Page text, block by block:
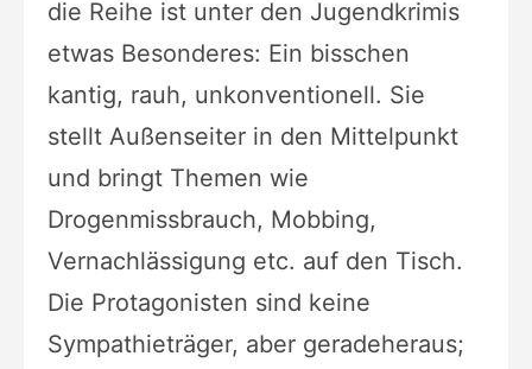
die Reihe ist unter den Jugendkrimis
etwas Besonderes: Ein bisschen
kantig, rauh, unkonventionell. Sie
stellt Außenseiter in den Mittelpunkt
und bringt Themen wie
Drogenmissbrauch, Mobbing,
Vernachlässigung etc. auf den Tisch.
Die Protagonisten sind keine
Sympathieträger, aber geradeheraus;